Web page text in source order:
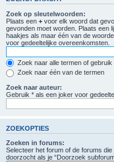
Zoek op sleutelwoorden:
Plaats een + voor elk woord dat
gevonden moet worden. Plaats een
haakjes als maar één van de
voor gedeeltelijke overeenkomsten.
Zoek naar alle termen of
Zoek naar één van de termen
Zoek naar auteur:
Gebruik * als een joker voor
ZOEKOPTIES
Zoeken in forums:
Selecteer het forum of de forums
doorzocht als je “Doorzoek